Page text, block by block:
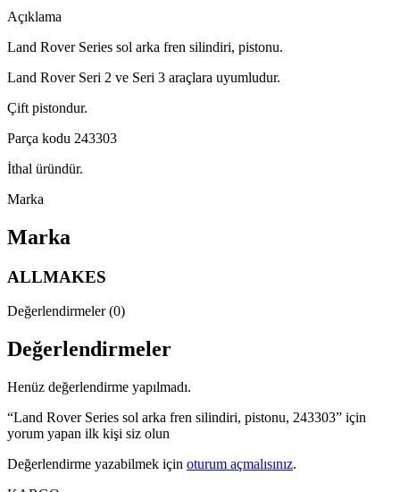
Açıklama
Land Rover Series sol arka fren silindiri, pistonu.
Land Rover Seri 2 ve Seri 3 araçlara uyumludur.
Çift pistondur.
Parça kodu 243303
İthal üründür.
Marka
Marka
ALLMAKES
Değerlendirmeler (0)
Değerlendirmeler
Henüz değerlendirme yapılmadı.
“Land Rover Series sol arka fren silindiri, pistonu, 243303” için
yorum yapan ilk kişi siz olun
Değerlendirme yazabilmek için oturum açmalısınız.